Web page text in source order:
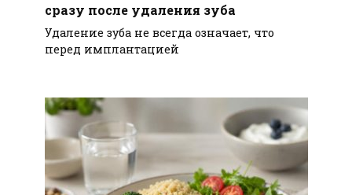
сразу после удаления зуба
Удаление зуба не всегда означает, что
перед имплантацией